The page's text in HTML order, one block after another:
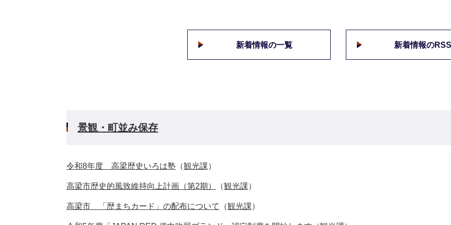
新着情報の一覧 新着情報のRSS
景観・町並み保存
令和8年度 高梁歴史いろは塾 （観光課）
高梁市歴史的風致維持向上計画（第2期） （観光課）
高梁市 「歴まちカード」の配布について （観光課）